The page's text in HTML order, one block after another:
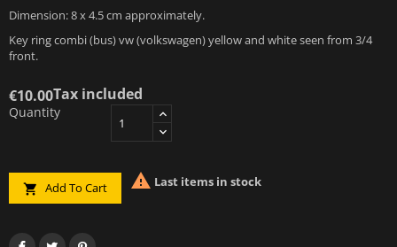
Dimension: 8 x 4.5 cm approximately.
Key ring combi (bus) vw (volkswagen) yellow and white seen from 3/4
front.
€10.00Tax included
Quantity
 Add To Cart  Last items in stock